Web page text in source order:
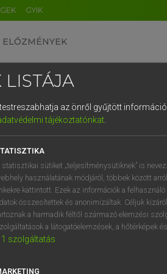
GYIK
ELŐZMÉNYEK
szótár
VAN ELŐFIZETÉSED?
megtekintéséhez.
LISTÁJA
az önről gyűjtött
tájékoztatónkat.
statisztikai sütiket „teljesítménysütiknek” is
használatának módjáról, többek között
kattintott. Ezek az információk a
összesítettek és anonimizáltak. Céljuk
a harmadik féltől származó elemzési
a látogatóelemzések, a hőtérképek
1 szolgáltatás
DE CN FR ES IT NL
1 2 3 4 5 6
q w e r t
a s d f g h
í y x c v b